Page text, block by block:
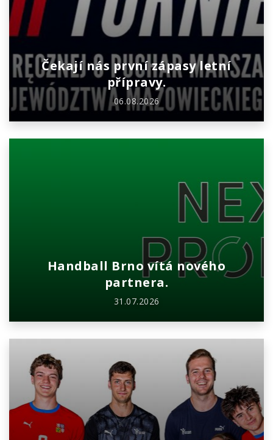
Čekají nás první zápasy letní
přípravy.
06.08.2026
Handball Brno vítá nového
partnera.
31.07.2026